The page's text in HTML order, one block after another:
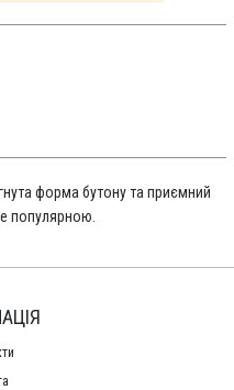
форма бутону та приємний
популярною.